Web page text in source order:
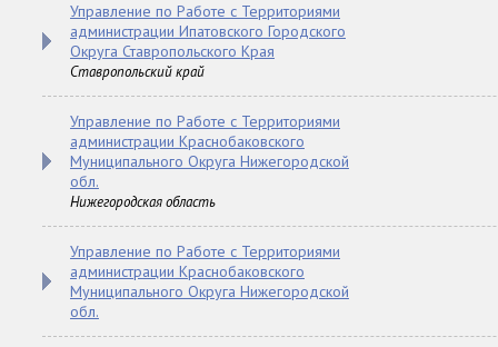
Управление по Работе с Территориями
администрации Ипатовского Городского
Округа Ставропольского Края
Ставропольский край
Управление по Работе с Территориями
администрации Краснобаковского
Муниципального Округа Нижегородской
обл.
Нижегородская область
Управление по Работе с Территориями
администрации Краснобаковского
Муниципального Округа Нижегородской
обл.